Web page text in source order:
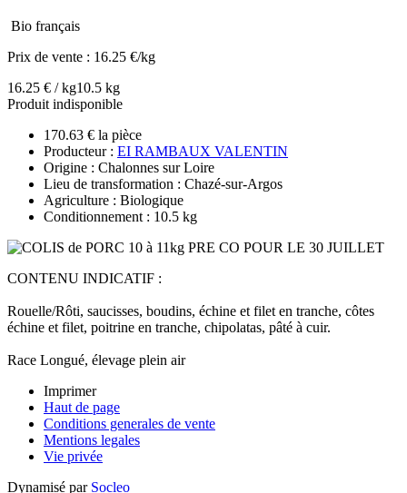
Bio français
Prix de vente : 16.25 €/kg
16.25 € / kg10.5 kg
Produit indisponible
170.63 € la pièce
Producteur : EI RAMBAUX VALENTIN
Origine : Chalonnes sur Loire
Lieu de transformation : Chazé-sur-Argos
Agriculture : Biologique
Conditionnement : 10.5 kg
CONTENU INDICATIF :
Rouelle/Rôti, saucisses, boudins, échine et filet en tranche, côtes
échine et filet, poitrine en tranche, chipolatas, pâté à cuir.
Race Longué, élevage plein air
Imprimer
Haut de page
Conditions generales de vente
Mentions legales
Vie privée
Dynamisé par Socleo